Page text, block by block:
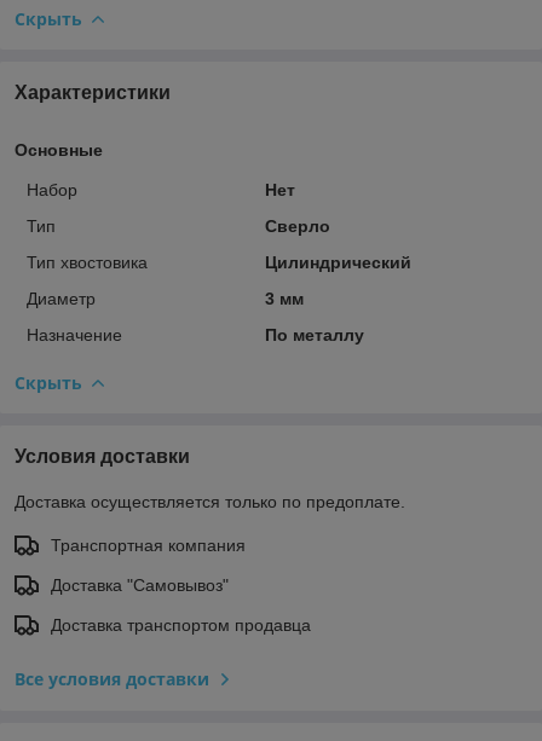
Скрыть
Характеристики
Основные
Набор
Нет
Тип
Сверло
Тип хвостовика
Цилиндрический
Диаметр
3 мм
Назначение
По металлу
Скрыть
Условия доставки
Доставка осуществляется только по предоплате.
Транспортная компания
Доставка "Самовывоз"
Доставка транспортом продавца
Все условия доставки